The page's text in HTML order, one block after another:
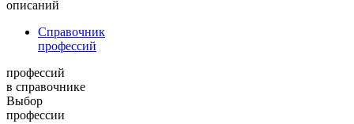
описаний
Справочник
профессий
профессий
в справочнике
Выбор
профессии